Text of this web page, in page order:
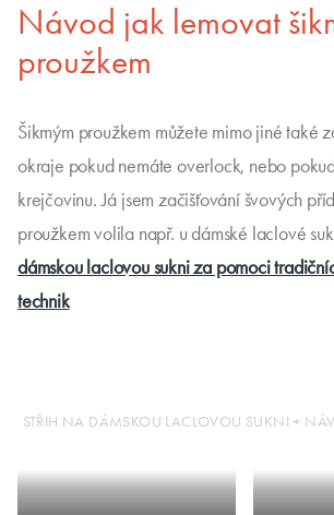
Návod jak lemovat
proužkem
Šikmým proužkem můžete mimo jiné také
okraje pokud nemáte overlock, nebo
krejčovinu. Já jsem začišťování švových
proužkem volila např. u dámské laclové
dámskou laclovou sukni za pomoci
technik
STŘIH NA DÁMSKOU LACLOVOU SUKNI +